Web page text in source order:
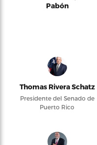
Pabón
Thomas Rivera Schatz
Presidente del Senado de
Puerto Rico